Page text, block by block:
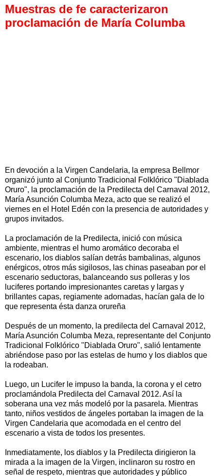
Muestras de fe caracterizaron
proclamación de María Columba
En devoción a la Virgen Candelaria, la empresa Bellmor
organizó junto al Conjunto Tradicional Folklórico "Diablada
Oruro", la proclamación de la Predilecta del Carnaval 2012,
María Asunción Columba Meza, acto que se realizó el
viernes en el Hotel Edén con la presencia de autoridades y
grupos invitados.
La proclamación de la Predilecta, inició con música
ambiente, mientras el humo aromático decoraba el
escenario, los diablos salían detrás bambalinas, algunos
enérgicos, otros más sigilosos, las chinas paseaban por el
escenario seductoras, balanceando sus polleras y los
luciferes portando impresionantes caretas y largas y
brillantes capas, regiamente adornadas, hacían gala de lo
que representa ésta danza orureña
Después de un momento, la predilecta del Carnaval 2012,
María Asunción Columba Meza, representante del Conjunto
Tradicional Folklórico "Diablada Oruro", salió lentamente
abriéndose paso por las estelas de humo y los diablos que
la rodeaban.
Luego, un Lucifer le impuso la banda, la corona y el cetro
proclamándola Predilecta del Carnaval 2012. Así la
soberana una vez más modeló por la pasarela. Mientras
tanto, niños vestidos de ángeles portaban la imagen de la
Virgen Candelaria que acomodada en el centro del
escenario a vista de todos los presentes.
Inmediatamente, los diablos y la Predilecta dirigieron la
mirada a la imagen de la Virgen, inclinaron su rostro en
señal de respeto, mientras que autoridades y público